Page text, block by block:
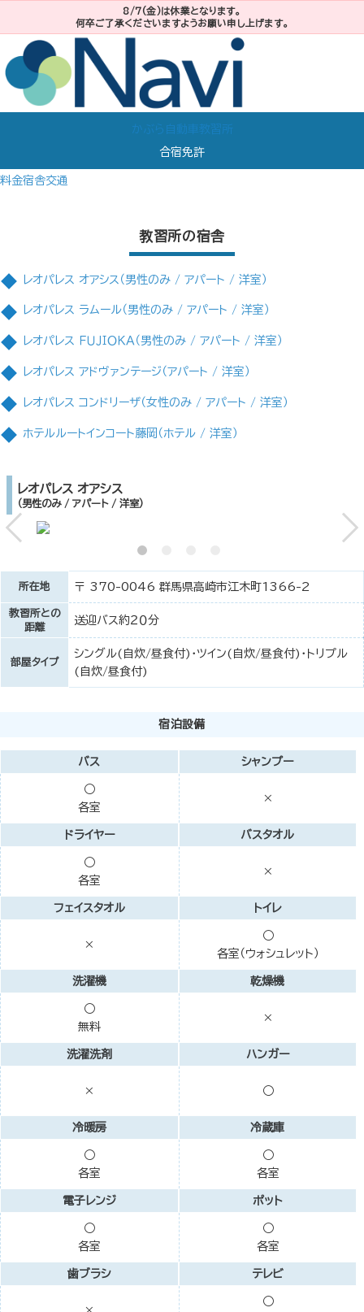
8/7(金)は休業となります。
何卒ご了承くださいますようお願い申し上げます。
かぶら自動車教習所
合宿免許
料金宿舎交通
教習所の宿舎
レオパレス オアシス（男性のみ / アパート / 洋室）
レオパレス ラムール（男性のみ / アパート / 洋室）
レオパレス ＦＵＪＩＯＫＡ（男性のみ / アパート / 洋室）
レオパレス アドヴァンテージ（アパート / 洋室）
レオパレス コンドリーザ（女性のみ / アパート / 洋室）
ホテルルートインコート藤岡（ホテル / 洋室）
レオパレス オアシス
（男性のみ / アパート / 洋室）
所在地 〒 370-0046 群馬県高崎市江木町1366-2
教習所との
距離
送迎バス約２０分
部屋タイプ
シングル(自炊/昼食付)・ツイン(自炊/昼食付)・トリプル
(自炊/昼食付)
宿泊設備
バス
○
各室
シャンプー
×
ドライヤー
○
各室
バスタオル
×
フェイスタオル
×
トイレ
○
各室（ウォシュレット）
洗濯機
○
無料
乾燥機
×
洗濯洗剤
×
ハンガー
○
冷暖房
○
各室
冷蔵庫
○
各室
電子レンジ
○
各室
ポット
○
各室
歯ブラシ テレビ
○